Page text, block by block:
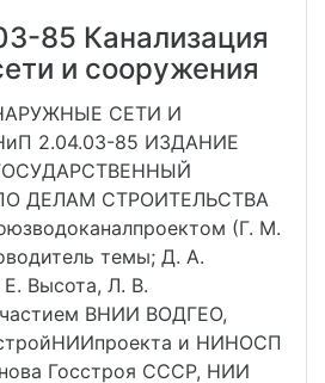
85 Канализация
и сооружения
СЕТИ И
2.04.03-85 ИЗДАНИЕ
ДЕЛАМ СТРОИТЕЛЬСТВА
(Г. М.
темы; Д. А.
Высота, Л. В.
ВНИИ ВОДГЕО,
и НИНОСП
Госстроя СССР, НИИ